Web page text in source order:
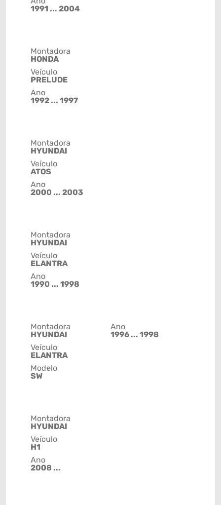
1991 ... 2004
Montadora
HONDA
Veículo
PRELUDE
Ano
1992 ... 1997
Montadora
HYUNDAI
Veículo
ATOS
Ano
2000 ... 2003
Montadora
HYUNDAI
Veículo
ELANTRA
Ano
1990 ... 1998
Montadora
HYUNDAI
Veículo
ELANTRA
Modelo
SW
Ano
1996 ... 1998
Montadora
HYUNDAI
Veículo
H1
Ano
2008 ...